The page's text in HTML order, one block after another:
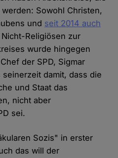
Sowohl Christen,
und seit 2014 auch
Religiösen zur
wurde hingegen
der SPD, Sigmar
damit, dass die
und Staat das
nicht aber
sei.
Sozis" in erster
das will der